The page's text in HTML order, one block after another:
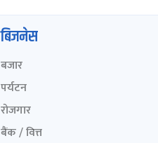
बिजनेस
बजार
पर्यटन
रोजगार
बैंक / वित्त